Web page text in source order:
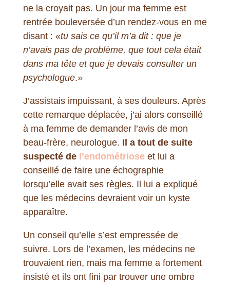
ne la croyait pas. Un jour ma femme est
rentrée bouleversée d’un rendez-vous en me
disant : «tu sais ce qu’il m’a dit : que je
n’avais pas de problème, que tout cela était
dans ma tête et que je devais consulter un
psychologue.»
J’assistais impuissant, à ses douleurs. Après
cette remarque déplacée, j’ai alors conseillé
à ma femme de demander l’avis de mon
beau-frère, neurologue. Il a tout de suite
suspecté de l’endométrioseet lui a
conseillé de faire une échographie
lorsqu’elle avait ses règles. Il lui a expliqué
que les médecins devraient voir un kyste
apparaître.
Un conseil qu’elle s’est empressée de
suivre. Lors de l’examen, les médecins ne
trouvaient rien, mais ma femme a fortement
insisté et ils ont fini par trouver une ombre